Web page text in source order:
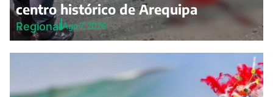
centro histórico de Arequipa
RegionalAgo 7, 2026